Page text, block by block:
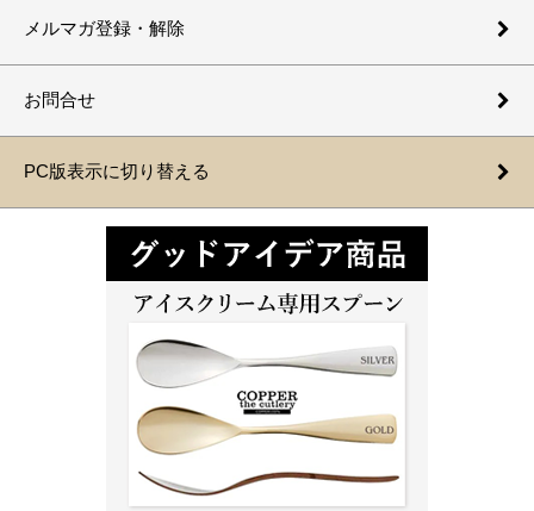
メルマガ登録・解除
お問合せ
PC版表示に切り替える